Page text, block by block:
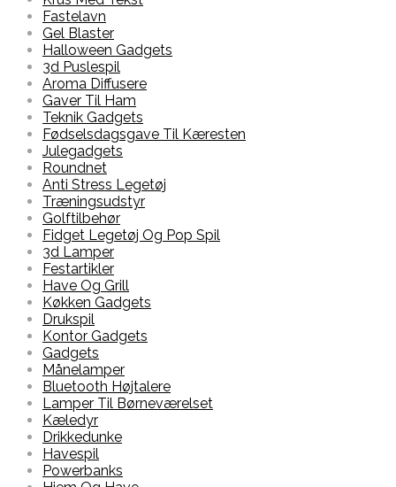
Fastelavn
Gel Blaster
Halloween Gadgets
3d Puslespil
Aroma Diffusere
Gaver Til Ham
Teknik Gadgets
Fødselsdagsgave Til Kæresten
Julegadgets
Roundnet
Anti Stress Legetøj
Træningsudstyr
Golftilbehør
Fidget Legetøj Og Pop Spil
3d Lamper
Festartikler
Have Og Grill
Køkken Gadgets
Drukspil
Kontor Gadgets
Gadgets
Månelamper
Bluetooth Højtalere
Lamper Til Børneværelset
Kæledyr
Drikkedunke
Havespil
Powerbanks